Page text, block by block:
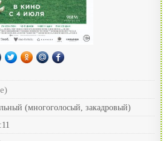
(многоголосый, закадровый)